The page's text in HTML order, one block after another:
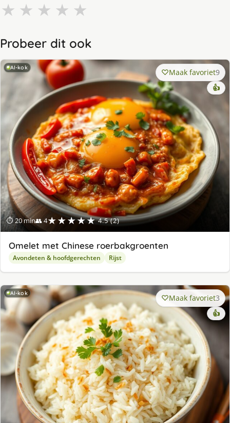
★ ★ ★ ★ ★
Probeer dit ook
AI-kok
⏱ 20 min👥 4★★★★★ 4.5 (2)
Maak favoriet9
👍
Omelet met Chinese roerbakgroenten
Avondeten & hoofdgerechten Rijst
AI-kok Maak favoriet3
👍